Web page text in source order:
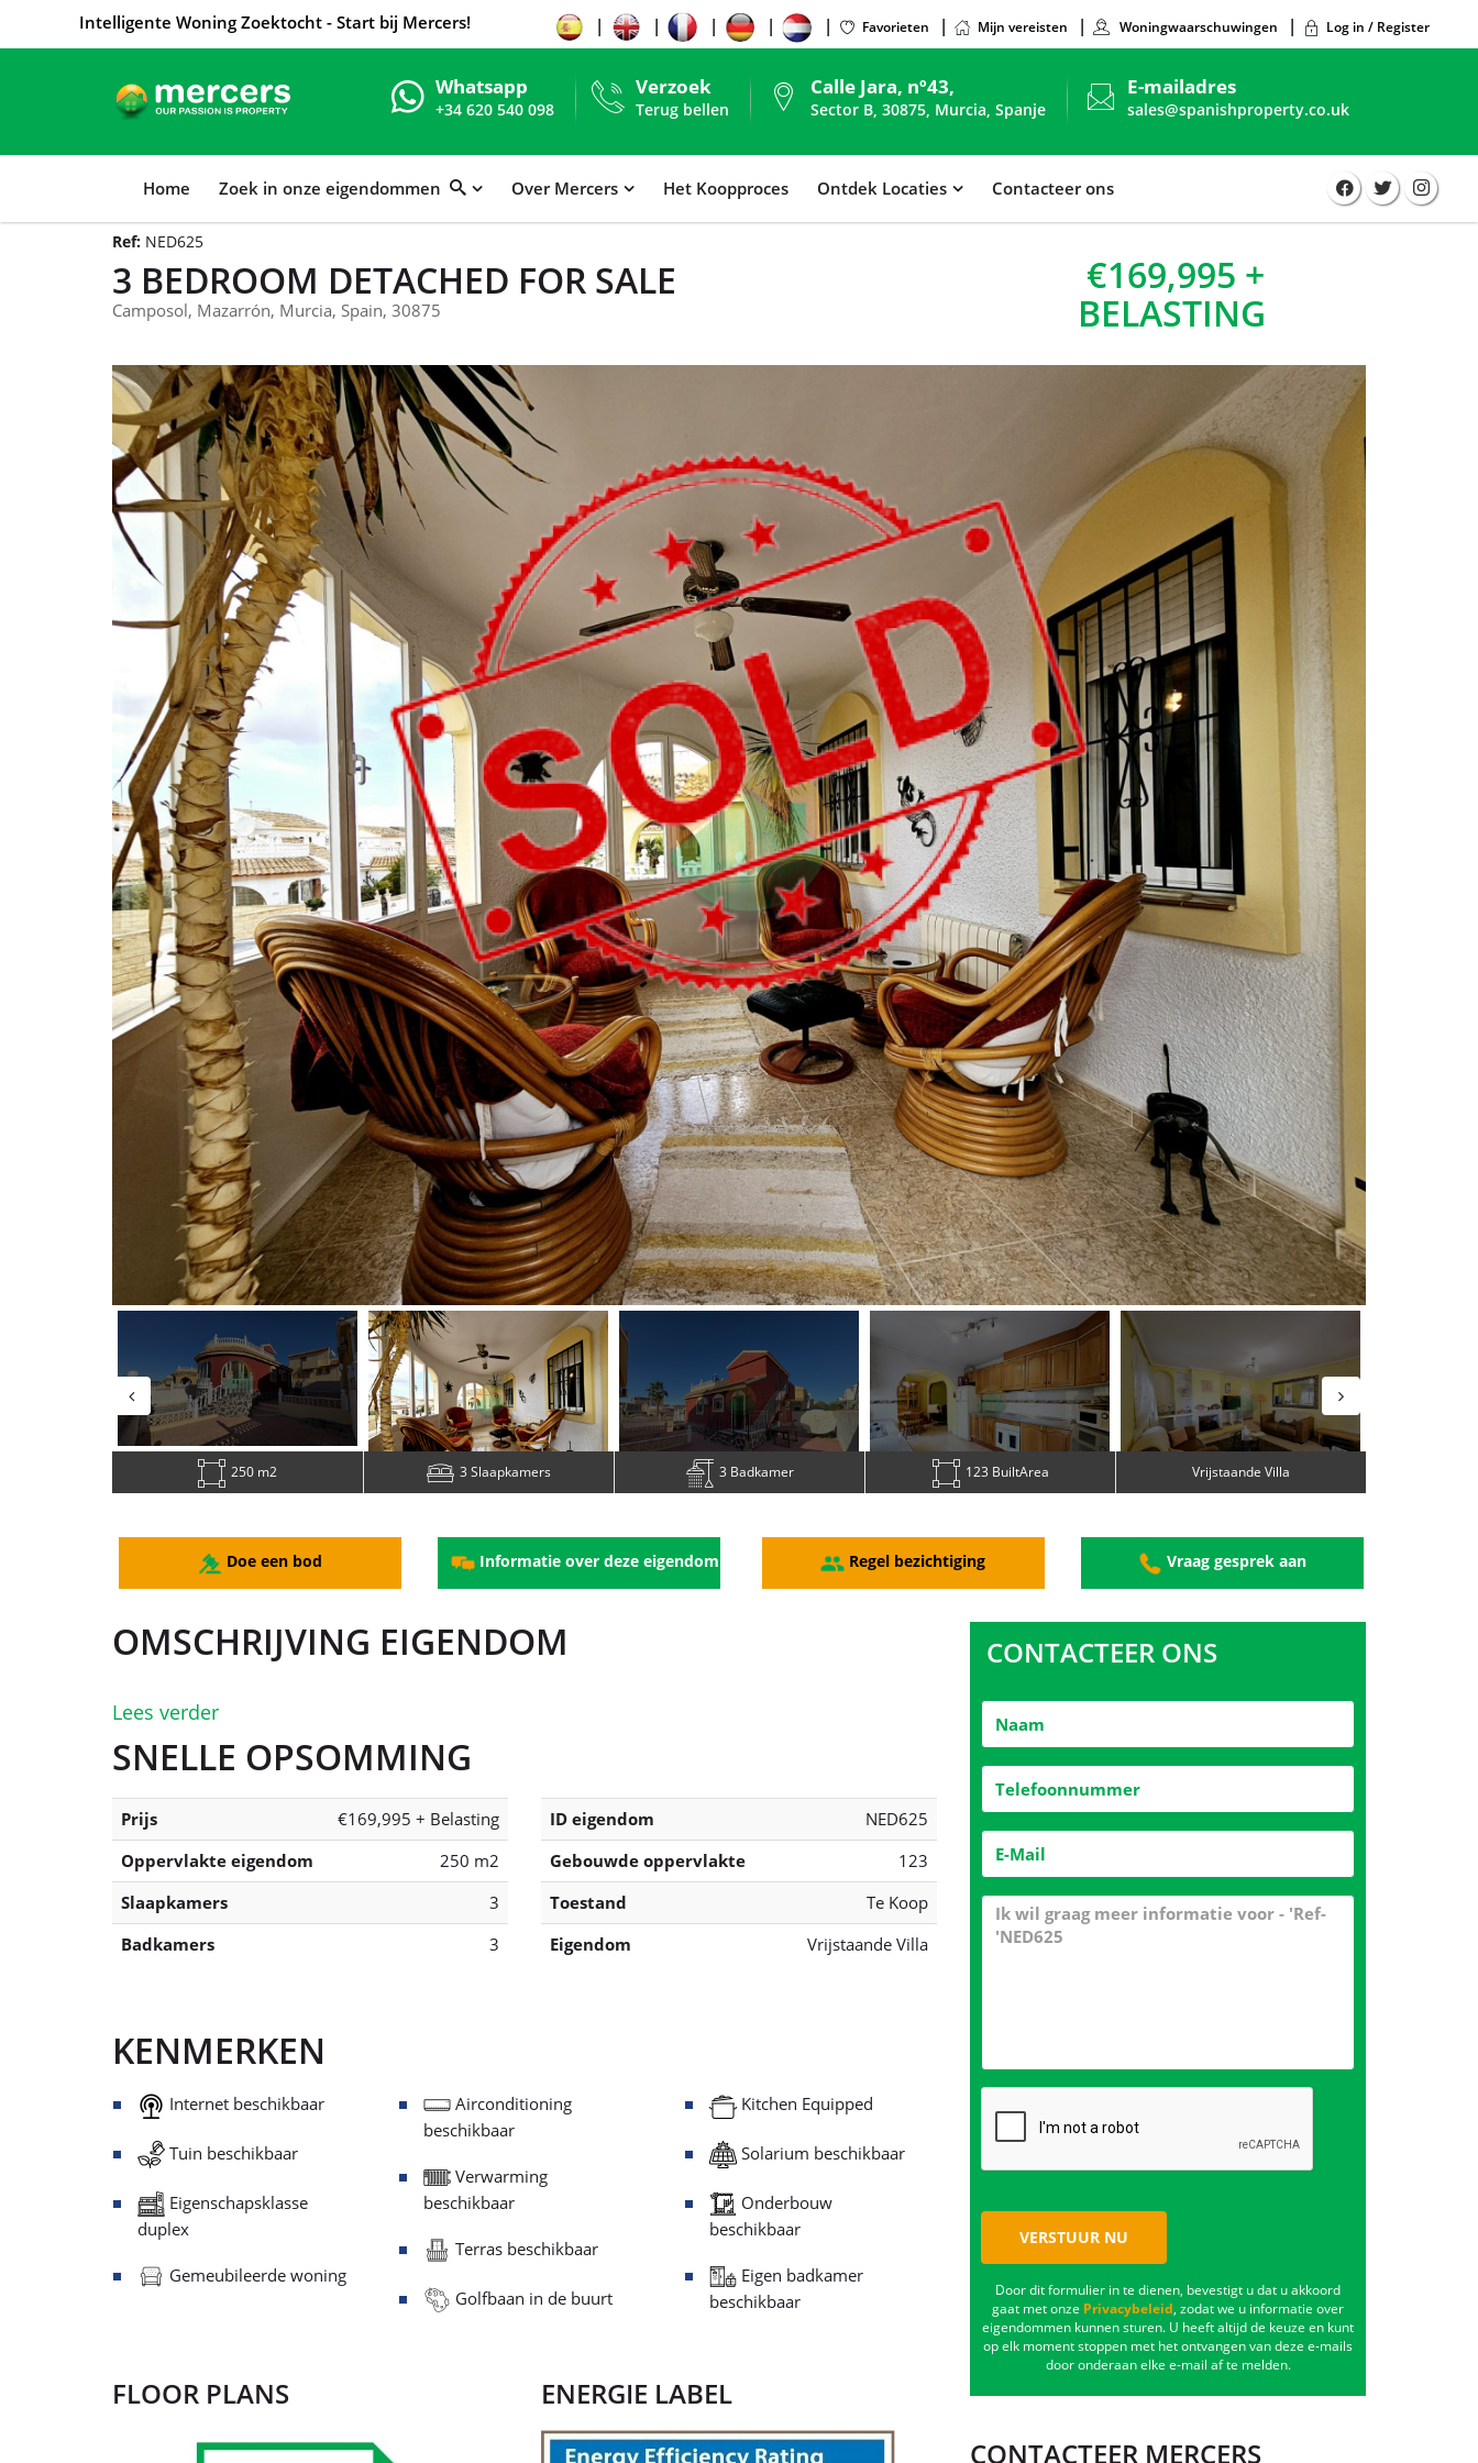
Intelligente Woning Zoektocht - Start bij Mercers! Favorieten Mijn vereisten Woningwaarschuwingen Log in / Register
Whatsapp
+34 620 540 098
Verzoek
Terug bellen
Calle Jara, nº43,
Sector B, 30875, Murcia, Spanje
E-mailadres
sales@spanishproperty.co.uk
Home Zoek in onze eigendommen Over Mercers Het Koopproces Ontdek Locaties Contacteer ons
Ref: NED625
3 BEDROOM DETACHED FOR SALE
Camposol, Mazarrón, Murcia, Spain, 30875
€169,995 +
BELASTING
250 m2 3 Slaapkamers 3 Badkamer 123 BuiltArea Vrijstaande Villa
Doe een bod Informatie over deze eigendom Regel bezichtiging Vraag gesprek aan
OMSCHRIJVING EIGENDOM
Lees verder
SNELLE OPSOMMING
Prijs
€169,995 + Belasting
Oppervlakte eigendom
250 m2
Slaapkamers
3
Badkamers
3
ID eigendom
NED625
Gebouwde oppervlakte
123
Toestand
Te Koop
Eigendom
Vrijstaande Villa
KENMERKEN
Internet beschikbaar
Tuin beschikbaar
Eigenschapsklasse
duplex
Gemeubileerde woning
Airconditioning
beschikbaar
Verwarming
beschikbaar
Terras beschikbaar
Golfbaan in de buurt
Kitchen Equipped
Solarium beschikbaar
Onderbouw
beschikbaar
Eigen badkamer
beschikbaar
FLOOR PLANS ENERGIE LABEL
CONTACTEER ONS
VERSTUUR NU
Door dit formulier in te dienen, bevestigt u dat u akkoord
gaat met onze Privacybeleid, zodat we u informatie over
eigendommen kunnen sturen. U heeft altijd de keuze en kunt
op elk moment stoppen met het ontvangen van deze e-mails
door onderaan elke e-mail af te melden.